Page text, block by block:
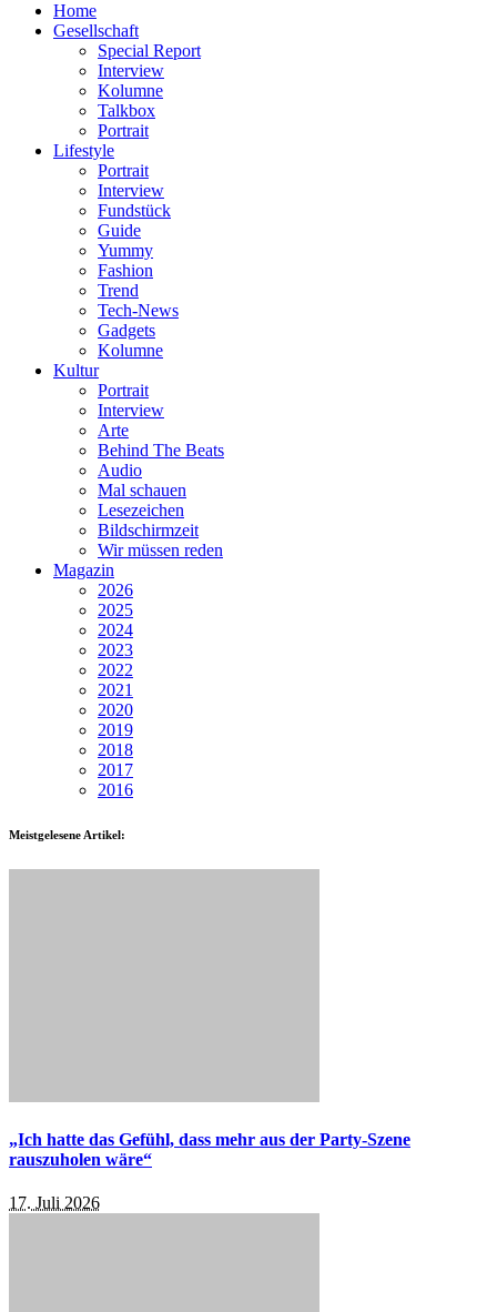
Home
Gesellschaft
Special Report
Interview
Kolumne
Talkbox
Portrait
Lifestyle
Portrait
Interview
Fundstück
Guide
Yummy
Fashion
Trend
Tech-News
Gadgets
Kolumne
Kultur
Portrait
Interview
Arte
Behind The Beats
Audio
Mal schauen
Lesezeichen
Bildschirmzeit
Wir müssen reden
Magazin
2026
2025
2024
2023
2022
2021
2020
2019
2018
2017
2016
Meistgelesene Artikel:
„Ich hatte das Gefühl, dass mehr aus der Party-Szene
rauszuholen wäre“
17. Juli 2026